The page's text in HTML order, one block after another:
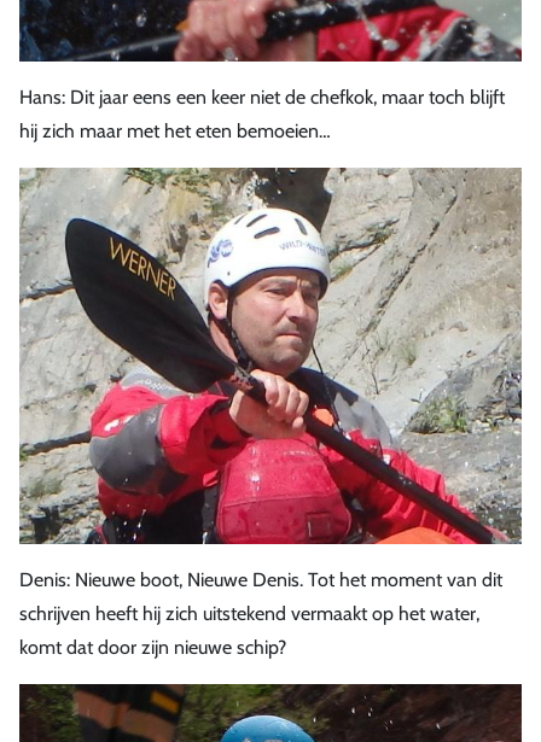
Hans: Dit jaar eens een keer niet de chefkok, maar toch blijft
hij zich maar met het eten bemoeien…
Denis: Nieuwe boot, Nieuwe Denis. Tot het moment van dit
schrijven heeft hij zich uitstekend vermaakt op het water,
komt dat door zijn nieuwe schip?